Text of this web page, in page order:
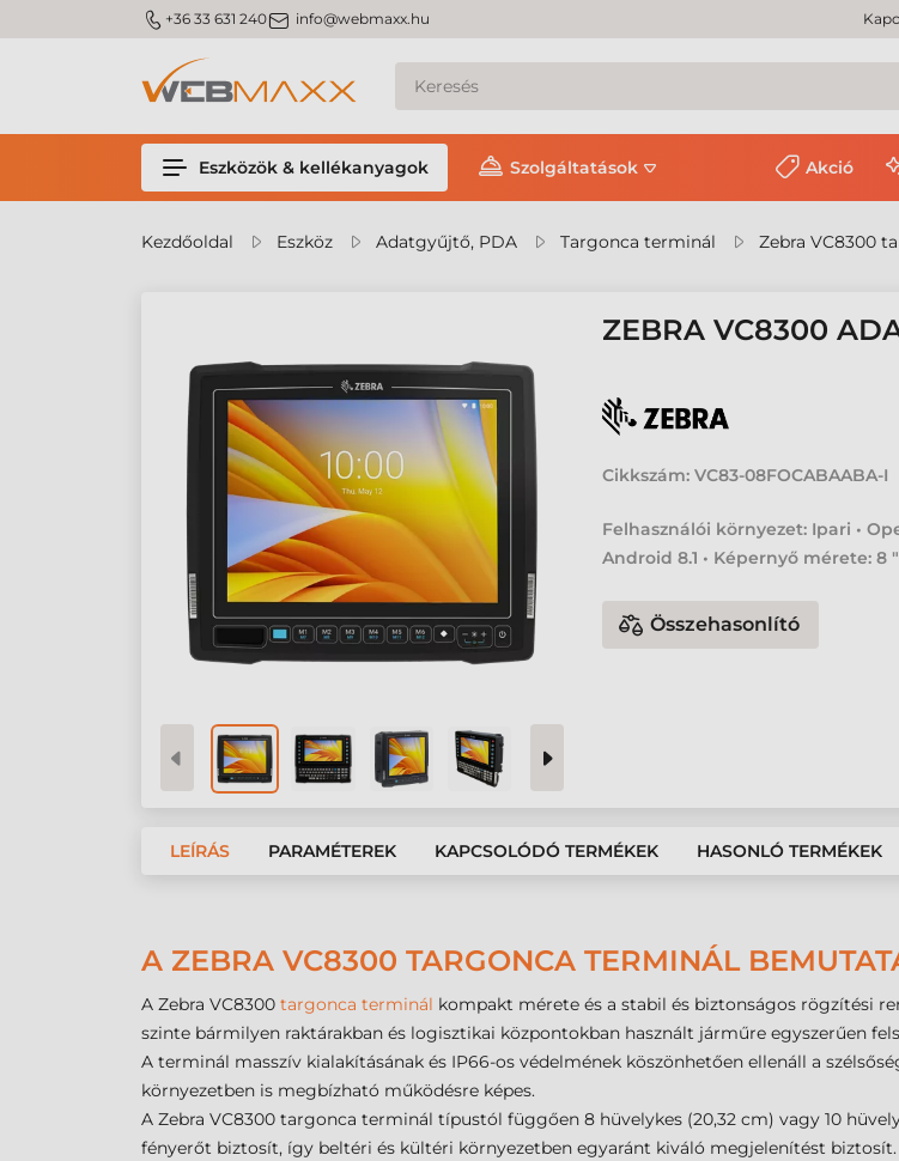
m_phone +36 33 631 240m_email info@webmaxx.hu
Eszközök & kellékanyagok Szolgáltatások Akció
Kezdőoldal Eszköz Adatgyűjtő, PDA Targonca terminál Zebra VC8300
ZEBRA VC8300
Cikkszám: VC83-08FOCABAABA-I
Felhasználói környezet: Ipari •
Android 8.1 • Képernyő mérete: 8 "
Összehasonlító
LEÍRÁS PARAMÉTEREK KAPCSOLÓDÓ TERMÉKEK HASONLÓ TERMÉKEK
A ZEBRA VC8300 TARGONCA TERMINÁL
A Zebra VC8300 targonca terminál kompakt mérete és a stabil és biztonságos rögzítési
szinte bármilyen raktárakban és logisztikai központokban használt járműre egyszerűen
A terminál masszív kialakításának és IP66-os védelmének köszönhetően ellenáll a
környezetben is megbízható működésre képes.
A Zebra VC8300 targonca terminál típustól függően 8 hüvelykes (20,32 cm) vagy 10
fényerőt biztosít, így beltéri és kültéri környezetben egyaránt kiváló megjelenítést